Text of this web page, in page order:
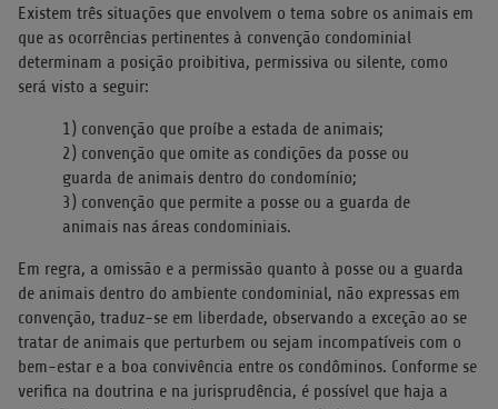
Existem três situações que envolvem o tema sobre os animais em
que as ocorrências pertinentes à convenção condominial
determinam a posição proibitiva, permissiva ou silente, como
será visto a seguir:
1) convenção que proíbe a estada de animais;
2) convenção que omite as condições da posse ou
guarda de animais dentro do condomínio;
3) convenção que permite a posse ou a guarda de
animais nas áreas condominiais.
Em regra, a omissão e a permissão quanto à posse ou a guarda
de animais dentro do ambiente condominial, não expressas em
convenção, traduz-se em liberdade, observando a exceção ao se
tratar de animais que perturbem ou sejam incompatíveis com o
bem-estar e a boa convivência entre os condôminos. Conforme se
verifica na doutrina e na jurisprudência, é possível que haja a